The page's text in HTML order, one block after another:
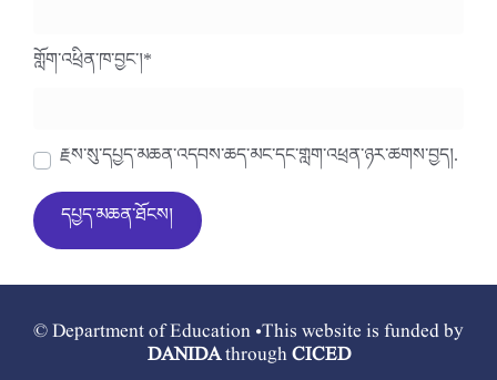
གློག་འཕྲིན་ཁ་བྱང་།*
རྗེས་སུ་དཔྱད་མཆན་འདེབས་ཆེད་མིང་དང་གློག་འཕྲིན་ཉར་ཚགས་བྱེད།.
© Department of Education •This website is funded by
DANIDAthroughCICED